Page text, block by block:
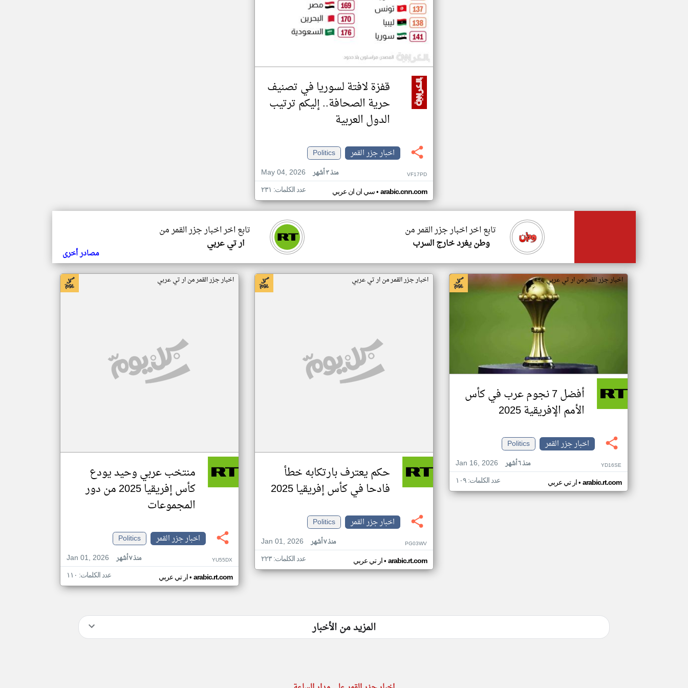
قفزة لافتة لسوريا في تصنيف
حرية الصحافة.. إليكم ترتيب
الدول العربية
اخبار جزر القمر
Politics
May 04, 2026
منذ ٣ أشهر VF17PD
سي ان ان عربي• arabic.cnn.com عدد الكلمات: ٢٣١
تابع اخر اخبار جزر القمر من
ار تي عربي
تابع اخر اخبار جزر القمر من
وطن يغرد خارج السرب
مصادر أخرى
اخبار جزر القمر من ار تي عربي
أفضل 7 نجوم عرب في كأس
الأمم الإفريقية 2025
اخبار جزر القمر
Politics
Jan 16, 2026
منذ ٦ أشهر YD16SE
ار تي عربي• arabic.rt.com عدد الكلمات: ١٠٩
اخبار جزر القمر من ار تي عربي
حكم يعترف بارتكابه خطأ
فادحا في كأس إفريقيا 2025
اخبار جزر القمر
Politics
Jan 01, 2026
منذ ٧ أشهر PG03WV
ار تي عربي• arabic.rt.com عدد الكلمات: ٢٢٣
اخبار جزر القمر من ار تي عربي
منتخب عربي وحيد يودع
كأس إفريقيا 2025 من دور
المجموعات
اخبار جزر القمر
Politics
Jan 01, 2026
منذ ٧ أشهر YU55DX
ار تي عربي• arabic.rt.com عدد الكلمات: ١١٠
المزيد من الأخبار